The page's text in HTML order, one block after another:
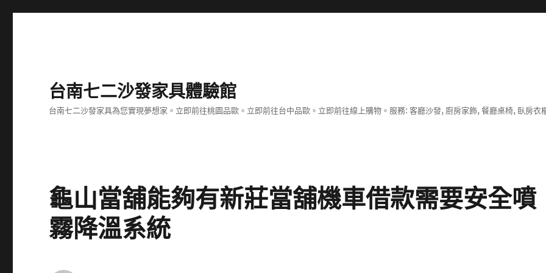
台南七二沙發家具體驗館
台南七二沙發家具為您實現夢想家。立即前往桃園品歐。立即前往台中品歐。立即前往線上購物。服務: 客廳沙發, 廚房家飾, 餐廳桌椅, 臥房衣
龜山當舖能夠有新莊當舖機車借款需要安全噴
霧降溫系統